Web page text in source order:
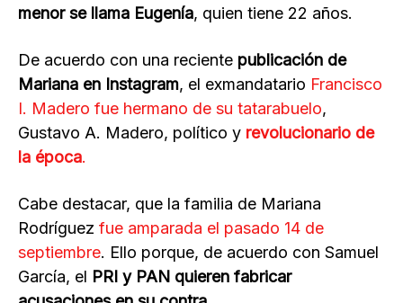
menor se llama Eugenía, quien tiene 22 años.
De acuerdo con una reciente publicación de
Mariana en Instagram, el exmandatario Francisco
I. Madero fue hermano de su tatarabuelo,
Gustavo A. Madero, político y revolucionario de
la época.
Cabe destacar, que la familia de Mariana
Rodríguez fue amparada el pasado 14 de
septiembre. Ello porque, de acuerdo con Samuel
García, el PRI y PAN quieren fabricar